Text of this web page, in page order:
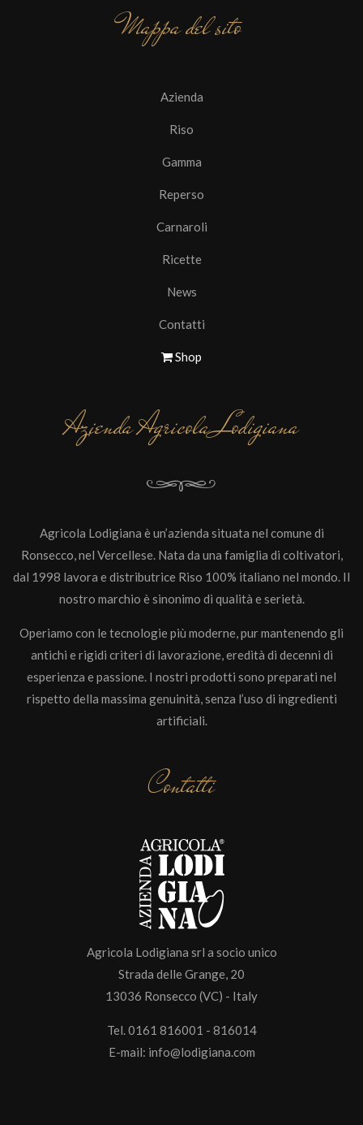
Mappa del sito
Azienda
Riso
Gamma
Reperso
Carnaroli
Ricette
News
Contatti
Shop
Azienda Agricola Lodigiana
Agricola Lodigiana è un’azienda situata nel comune di
Ronsecco, nel Vercellese. Nata da una famiglia di coltivatori,
dal 1998 lavora e distributrice Riso 100% italiano nel mondo. Il
nostro marchio è sinonimo di qualità e serietà.
Operiamo con le tecnologie più moderne, pur mantenendo gli
antichi e rigidi criteri di lavorazione, eredità di decenni di
esperienza e passione. I nostri prodotti sono preparati nel
rispetto della massima genuinità, senza l’uso di ingredienti
artificiali.
Contatti
Agricola Lodigiana srl a socio unico
Strada delle Grange, 20
13036 Ronsecco (VC) - Italy
Tel. 0161 816001 - 816014
E-mail: info@lodigiana.com